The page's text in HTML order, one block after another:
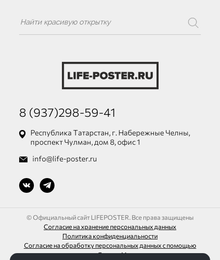
8 (937)298-59-41
Республика Татарстан, г. Набережные Челны,
проспект Чулман, дом 8, офис 1
info@life-poster.ru
© Официальный сайт LIFEPOSTER. Все права защищены
Согласие на хранение персональных данных
Политика конфиденциальности
Согласие на обработку персональных данных с помощью
сервиса «Яндекс.Метрика»